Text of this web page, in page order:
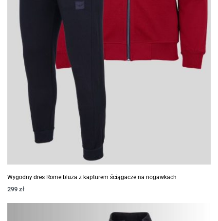
Wygodny dres Rome bluza z kapturem ściągacze na nogawkach
299 zł